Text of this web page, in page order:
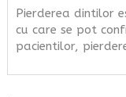
Pierderea dintilor
cu care se pot
pacientilor,